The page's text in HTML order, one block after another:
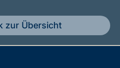
zur Übersicht